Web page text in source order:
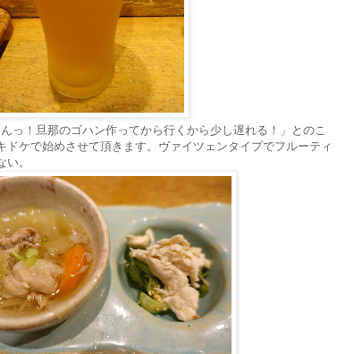
っ！旦那のゴハン作ってから行くから少し遅れる！」とのこ
ドケで始めさせて頂きます。ヴァイツェンタイプでフルーティ
。